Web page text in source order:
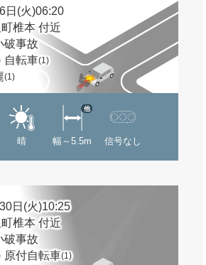
日(火)06:20
椎本 付近
破事故
自転車(1)
(1)
晴 幅～5.5m
他
信号なし
日(火)10:25
椎本 付近
破事故
原付自転車(1)